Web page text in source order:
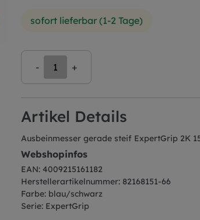
sofort lieferbar (1-2 Tage)
- +
Artikel Details
Ausbeinmesser gerade steif ExpertGrip 2K
Webshopinfos
EAN: 4009215161182
Herstellerartikelnummer: 82168151-66
Farbe: blau/schwarz
Serie: ExpertGrip